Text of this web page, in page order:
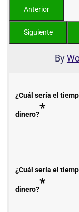
By
¿Cuál sería el
dinero?*
¿Cuál sería el
dinero?*